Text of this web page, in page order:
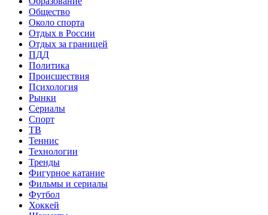
Общество
Около спорта
Отдых в России
Отдых за границей
ПДД
Политика
Происшествия
Психология
Рынки
Сериалы
Спорт
ТВ
Теннис
Технологии
Тренды
Фигурное катание
Фильмы и сериалы
Футбол
Хоккей